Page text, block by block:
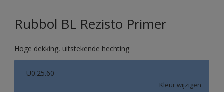
Rubbol BL Rezisto Primer
Hoge dekking, uitstekende hechting
U0.25.60
Kleur wijzigen